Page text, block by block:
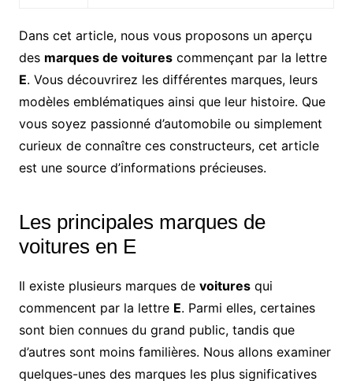
Dans cet article, nous vous proposons un aperçu
des marques de voiturescommençant par la lettre
E. Vous découvrirez les différentes marques, leurs
modèles emblématiques ainsi que leur histoire. Que
vous soyez passionné d’automobile ou simplement
curieux de connaître ces constructeurs, cet article
est une source d’informations précieuses.
Les principales marques de
voitures en E
Il existe plusieurs marques de voituresqui
commencent par la lettre E. Parmi elles, certaines
sont bien connues du grand public, tandis que
d’autres sont moins familières. Nous allons examiner
quelques-unes des marques les plus significatives